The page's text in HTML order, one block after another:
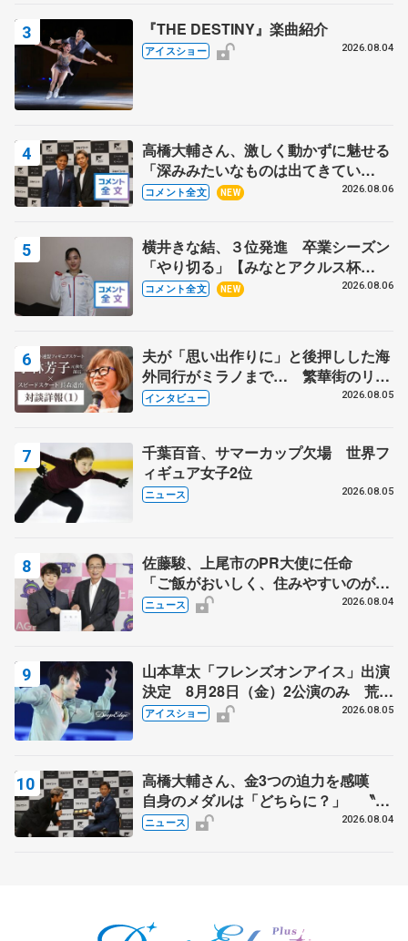
『THE DESTINY』楽曲紹介
アイスショー 2026.08.04
高橋大輔さん、激しく動かずに魅せる
「深みみたいなものは出てきてい
る？」 〝兄さん〟と慕うレジェンド
コメント全文 NEW 2026.08.06
横井きな結、３位発進 卒業シーズン
「やり切る」【みなとアクルス杯
SP】
コメント全文 NEW 2026.08.06
夫が「思い出作りに」と後押しした海
外同行がミラノまで… 繁華街のリン
クでは不良のお兄さんも味方に 小林
インタビュー 2026.08.05
千葉百音、サマーカップ欠場 世界フ
ィギュア女子2位
ニュース 2026.08.05
佐藤駿、上尾市のPR大使に任命
「ご飯がおいしく、住みやすいのが魅
力」
ニュース 2026.08.04
山本草太「フレンズオンアイス」出演
決定 8月28日（金）2公演のみ 荒川
静香さんプロデュース、20周年のアイ
アイスショー 2026.08.05
高橋大輔さん、金3つの迫力を感嘆
自身のメダルは「どちらに？」 〝リ
ス兄弟〟オリンピック3連覇の野村忠
ニュース 2026.08.04